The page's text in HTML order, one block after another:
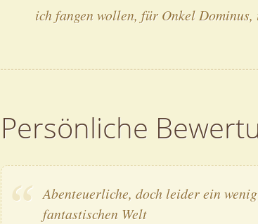
ich fangen wollen, für Onkel
Persönliche
Abenteuerliche, doch leider ein
fantastischen Welt